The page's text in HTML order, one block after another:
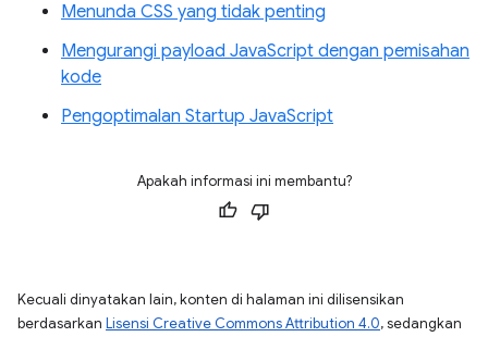
Menunda CSS yang tidak penting
Mengurangi payload JavaScript dengan pemisahan
kode
Pengoptimalan Startup JavaScript
Apakah informasi ini membantu?
Kecuali dinyatakan lain, konten di halaman ini dilisensikan
berdasarkan Lisensi Creative Commons Attribution 4.0, sedangkan